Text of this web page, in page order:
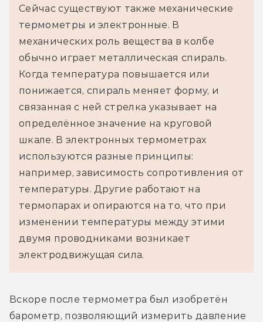
Сейчас существуют также механические
термометры и электронные. В
механических роль вещества в колбе
обычно играет металлическая спираль.
Когда температура повышается или
понижается, спираль меняет форму, и
связанная с ней стрелка указывает на
определённое значение на круговой
шкале. В электронных термометрах
используются разные принципы:
например, зависимость сопротивления от
температуры. Другие работают на
термопарах и опираются на то, что при
изменении температуры между этими
двумя проводниками возникает
электродвижущая сила.
Вскоре после термометра был изобретён
барометр, позволяющий измерить давление